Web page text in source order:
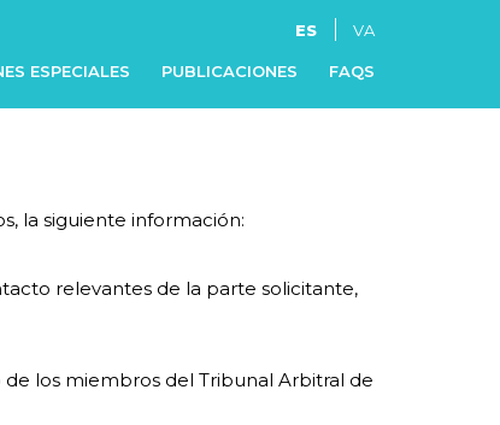
ES VA
ESPECIALES PUBLICACIONES FAQS
la siguiente información:
relevantes de la parte solicitante,
los miembros del Tribunal Arbitral de